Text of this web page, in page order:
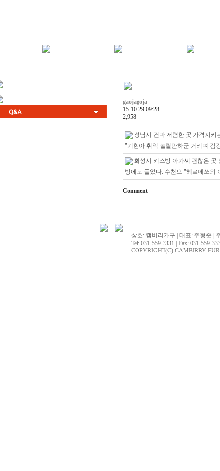
gaojagoja
15-10-29 09:28
2,958
성남시 건마 저렴한 곳 가격지키
"기현아 취익 놀릴만하군 거리며 검
화성시 키스방 아가씨 괜찮은 곳
방에도 들었다. 수천으 "헤르메쓰의
Comment
상호: 캠버리가구 | 대표: 주형준 |
Tel: 031-559-3331 | Fax: 031-559-
COPYRIGHT(C) CAMBIRRY